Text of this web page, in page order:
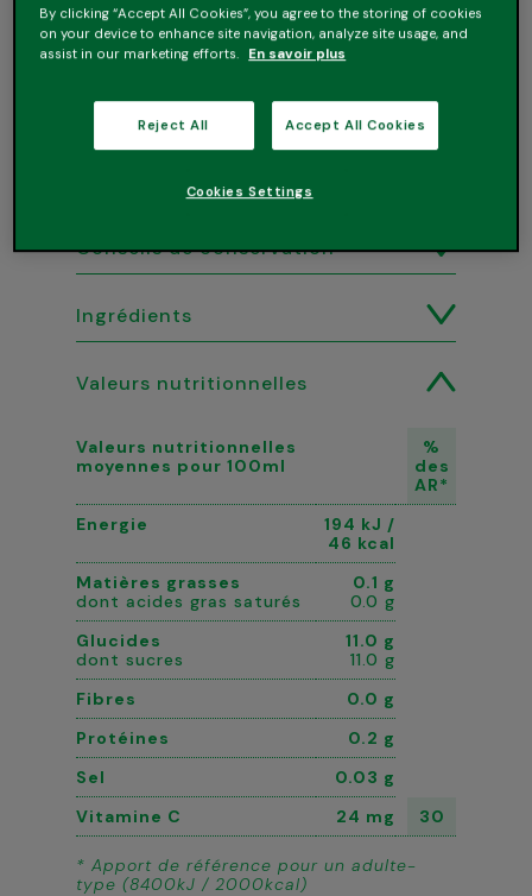
*Conformément à la règlementation des
jus de fruits. Contient des sucres
naturellement présents dans les fruits.
Conseils de conservation
Ingrédients
Valeurs nutritionnelles
Valeurs nutritionnelles
moyennes pour 100ml
%
des
AR*
Energie
194 kJ /
46 kcal
Matières grasses
dont acides gras saturés
0.1 g
0.0 g
Glucides
dont sucres
11.0 g
11.0 g
Fibres
0.0 g
Protéines
0.2 g
Sel
0.03 g
Vitamine C
24 mg 30
* Apport de référence pour un adulte-
type (8400kJ / 2000kcal)
By clicking “Accept All Cookies”, you agree to the storing of cookies
on your device to enhance site navigation, analyze site usage, and
assist in our marketing efforts. En savoir plus
Reject All Accept All Cookies
Cookies Settings